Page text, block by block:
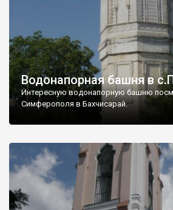
Водонапорная башня в
Интересную водонапорную башню
Симферополя в Бахчисарай.